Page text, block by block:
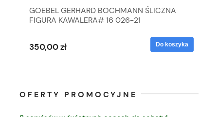
GOEBEL GERHARD BOCHMANN ŚLICZNA
FIGURA KAWALERA# 16 026-21
350,00 zł Do koszyka
OFERTY PROMOCYJNE